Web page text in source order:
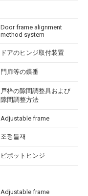
Door frame alignment
method system
ドアのヒンジ取付装置
門扉等の蝶番
戸枠の隙間調整具および
隙間調整方法
Adjustable frame
조정틀재
ピボットヒンジ
Adjustable frame